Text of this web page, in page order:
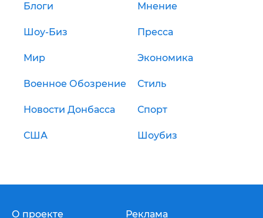
Блоги Мнение
Шоу-Биз Пресса
Мир Экономика
Военное Обозрение Стиль
Новости Донбасса Спорт
США Шоубиз
О проекте Реклама